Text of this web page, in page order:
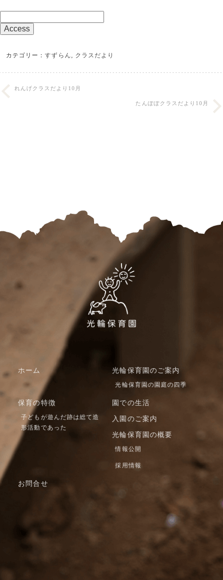
カテゴリー：すずらん クラスだより
れんげクラスだより10月
たんぽぽクラスだより10月
ホーム 光輪保育園のご案内
光輪保育園の園庭の四季
保育の特徴
子どもが遊んだ跡は総て造
形活動であった
園での生活
入園のご案内
光輪保育園の概要
情報公開
採用情報
お問合せ